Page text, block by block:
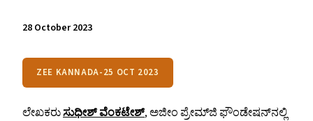
28 October 2023
ZEE KANNADA-25 OCT 2023
ಲೇಖಕರುಸುಧೀಶ್‌ ವೆಂಕಟೇಶ್, ಅಜೀಂ ಪ್ರೇಮ್‌ಜಿ ಫೌಂಡೇಷನ್‌ನಲ್ಲಿ